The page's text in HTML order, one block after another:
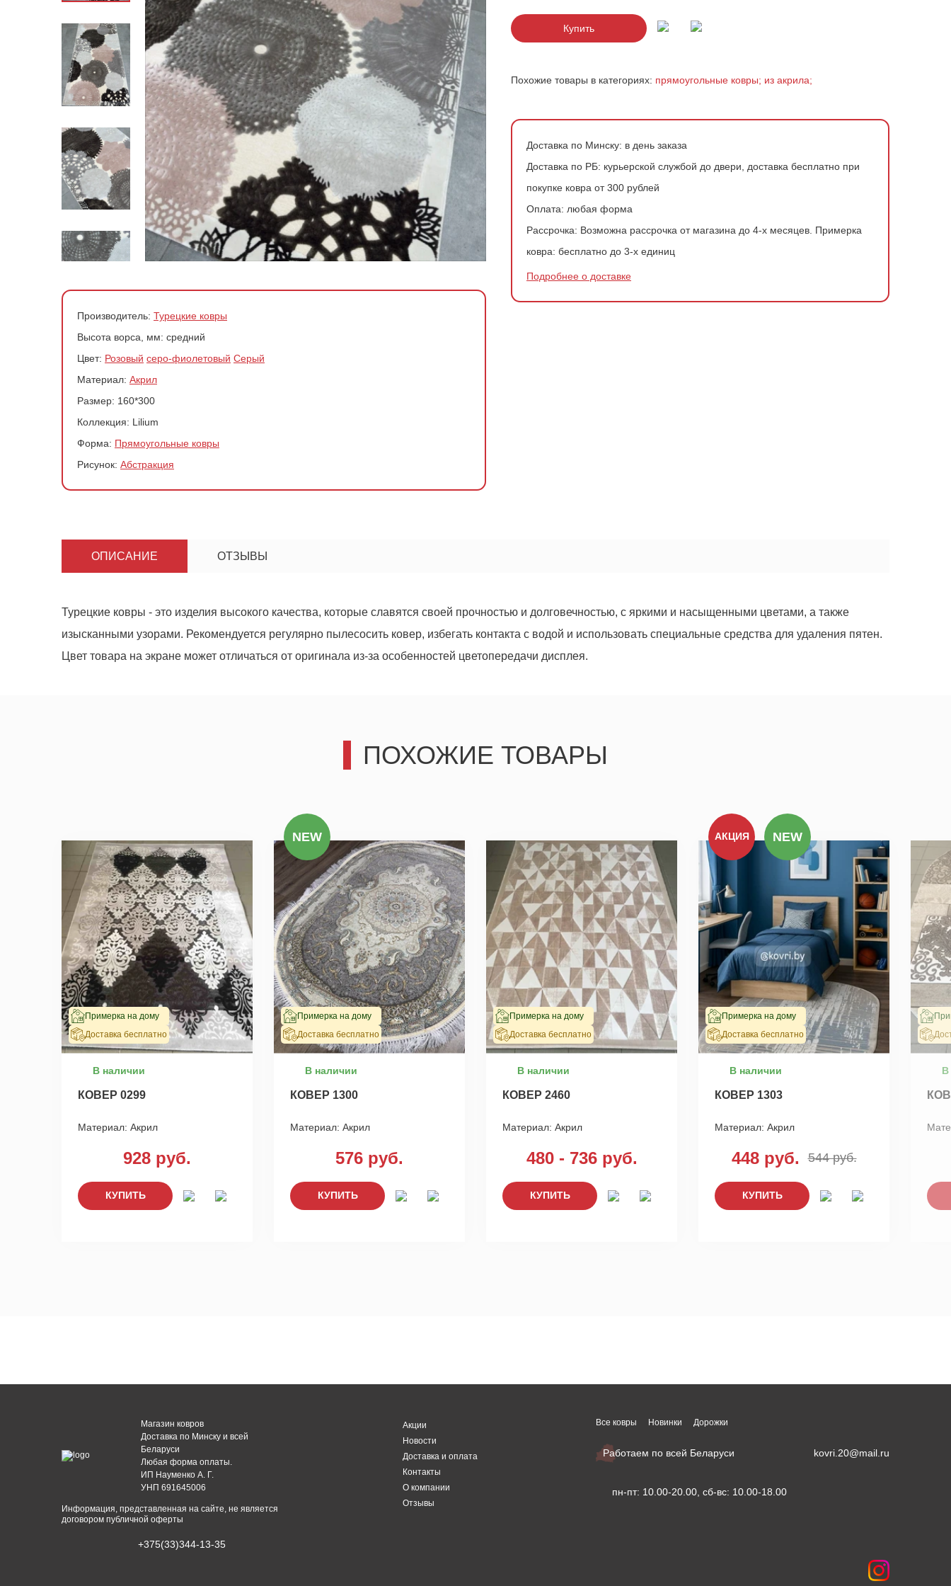
200*200 см
200*300 см
200*400 см
240*340 см
300*300 см
300*400 см
Ковры в скандинавском стиле
Ковры с геометрией
Розовые ковры
Зеленые ковры
По стране производства
По материалу
По форме
По цене
Производитель: Турецкие ковры
Высота ворса, мм: средний
Цвет: Розовый серо-фиолетовый Серый
Материал: Акрил
Размер: 160*300
Коллекция: Lilium
Форма: Прямоугольные ковры
Рисунок: Абстракция
Купить
Похожие товары в категориях: прямоугольные ковры; из акрила;
Доставка по Минску: в день заказа
Доставка по РБ: курьерской службой до двери, доставка бесплатно при
покупке ковра от 300 рублей
Оплата: любая форма
Рассрочка: Возможна рассрочка от магазина до 4-х месяцев. Примерка
ковра: бесплатно до 3-х единиц
Подробнее о доставке
ОПИСАНИЕ ОТЗЫВЫ
Турецкие ковры - это изделия высокого качества, которые славятся своей прочностью и долговечностью, с яркими и насыщенными цветами, а также
изысканными узорами. Рекомендуется регулярно пылесосить ковер, избегать контакта с водой и использовать специальные средства для удаления пятен.
Цвет товара на экране может отличаться от оригинала из-за особенностей цветопередачи дисплея.
ПОХОЖИЕ ТОВАРЫ
Примерка на дому
Доставка бесплатно
В наличии
КОВЕР 0299
Материал: Акрил
928 руб.
КУПИТЬ
NEW
Примерка на дому
Доставка бесплатно
В наличии
КОВЕР 1300
Материал: Акрил
576 руб.
КУПИТЬ
Примерка на дому
Доставка бесплатно
В наличии
КОВЕР 2460
Материал: Акрил
480 - 736 руб.
КУПИТЬ
АКЦИЯ NEW
Примерка на дому
Доставка бесплатно
В наличии
КОВЕР 1303
Материал: Акрил
448 руб. 544 руб.
КУПИТЬ
В
Магазин ковров
Доставка по Минску и всей
Беларуси
Любая форма оплаты.
ИП Науменко А. Г.
УНП 691645006
Информация, представленная на сайте, не является
договором публичной оферты
+375(33)344-13-35
Акции
Новости
Доставка и оплата
Контакты
О компании
Отзывы
Все ковры Новинки Дорожки
Работаем по всей Беларуси kovri.20@mail.ru
пн-пт: 10.00-20.00, сб-вс: 10.00-18.00
Отправить
Оформить
Мы не передадим ваш телефон третьим лицам, только позвоним и подробно проконсультируем по всем вопросам, которые
действительно для Вас важны.